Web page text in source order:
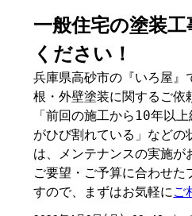
一般住宅の塗装
ください！
兵庫県高砂市の『いろ屋』
根・外壁塗装に関するご依
「前回の施工から10年以
がひび割れている」などの
は、メンテナンスの実施が
ご要望・ご予算に合わせた
すので、まずはお気軽にご